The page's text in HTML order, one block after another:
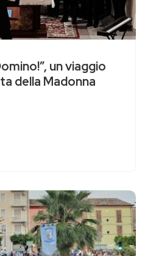
un viaggio
della Madonna